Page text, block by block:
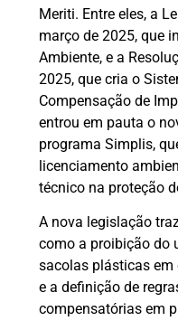
Meriti. Entre eles, a
março de 2025, que
Ambiente, e a
2025, que cria o
Compensação de
entrou em pauta o
programa Simplis,
licenciamento
técnico na proteção
A nova legislação
como a proibição do
sacolas plásticas
e a definição de
compensatórias em